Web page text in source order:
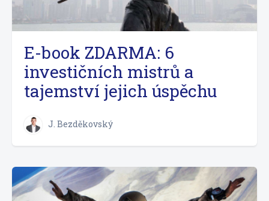
E-book ZDARMA: 6
investičních mistrů a
tajemství jejich úspěchu
J. Bezděkovský